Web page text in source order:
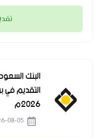
البنك
التقديم في
2026م